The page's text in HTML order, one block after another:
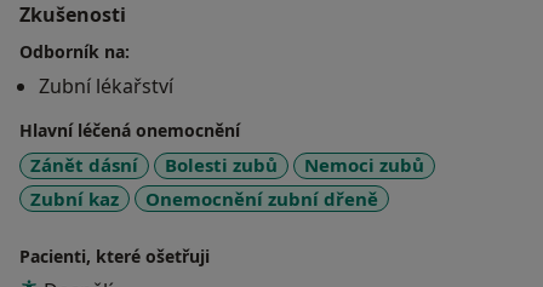
Zkušenosti
Odborník na:
Zubní lékařství
Hlavní léčená onemocnění
Zánět dásní Bolesti zubů
Nemoci zubů
Zubní kaz
Onemocnění zubní dřeně
Pacienti, které ošetřuji